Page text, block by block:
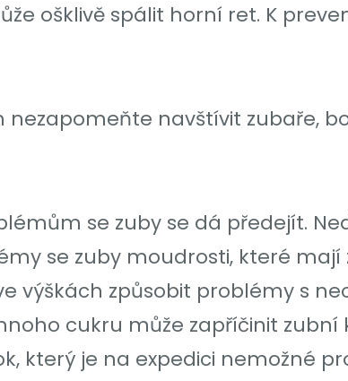
ošklivě spálit horní ret. K
nezapomeňte navštívit zubaře,
se zuby se dá předejít.
se zuby moudrosti, které
výškách způsobit problémy s
cukru může zapříčinit zubní
který je na expedici nemožné